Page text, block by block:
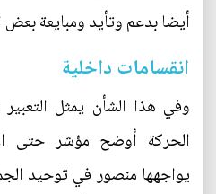
أيضا بدعم وتأيد ومبايعة
انقسامات داخلية
وفي هذا الشأن يمثل
الحركة أوضح مؤشر حتى
يواجهها منصور في توحيد